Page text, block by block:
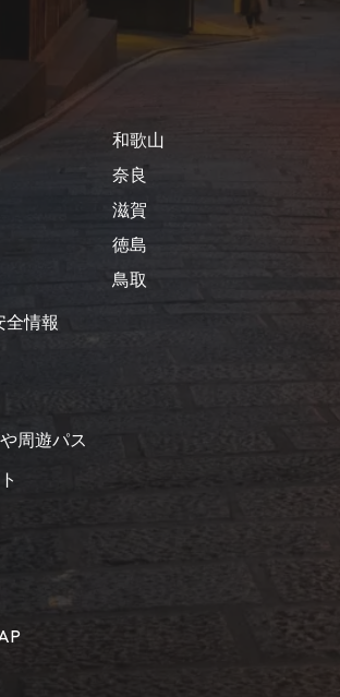
和歌山
奈良
滋賀
徳島
鳥取
情報
周遊パス